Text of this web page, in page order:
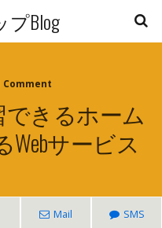
Blog
Comment
きるホーム
サービス
Mail SMS